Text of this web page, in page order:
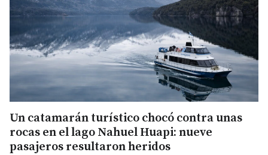
Un catamarán turístico chocó contra unas
rocas en el lago Nahuel Huapi: nueve
pasajeros resultaron heridos